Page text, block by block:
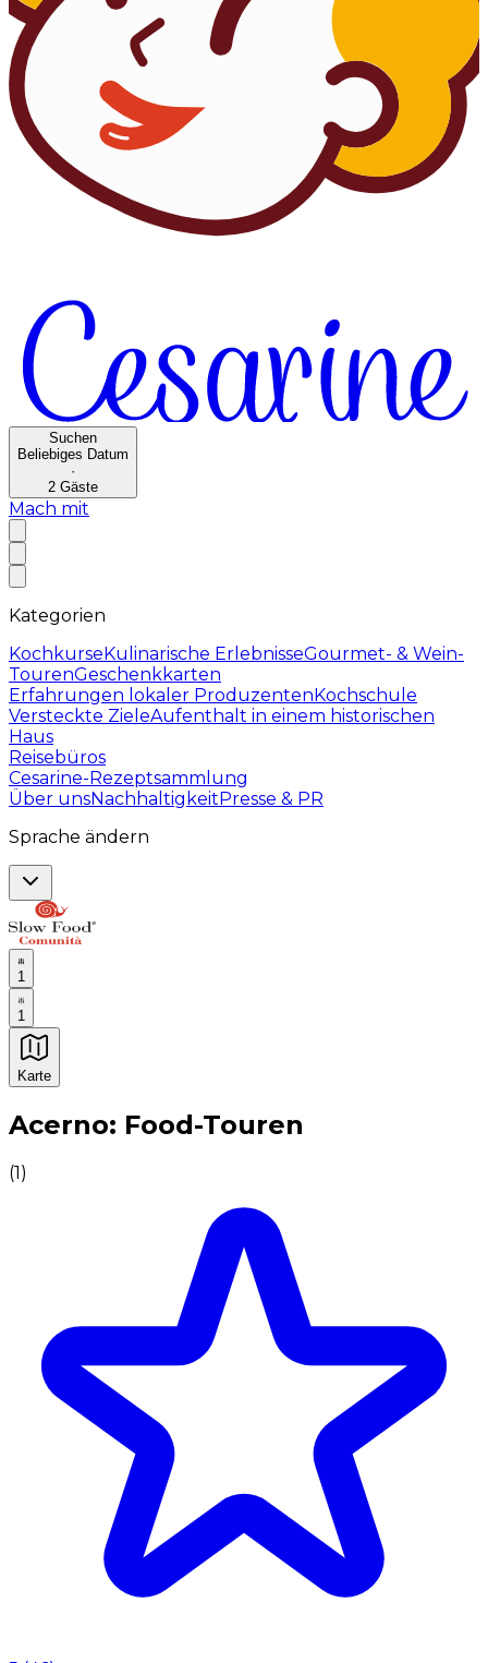
Suchen
Beliebiges Datum
·
2 Gäste
Mach mit
Kategorien
KochkurseKulinarische ErlebnisseGourmet- & Wein-
TourenGeschenkkarten
Erfahrungen lokaler ProduzentenKochschule
Versteckte ZieleAufenthalt in einem historischen
Haus
Reisebüros
Cesarine-Rezeptsammlung
Über unsNachhaltigkeitPresse & PR
Sprache ändern
1
1
Karte
Unvergessliche kulinarische Erlebnisse:
Acerno: Food-Touren
(1)